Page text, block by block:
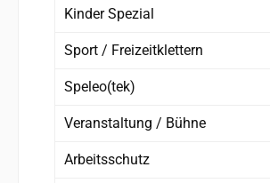
Kinder Spezial
Sport / Freizeitklettern
Speleo(tek)
Veranstaltung / Bühne
Arbeitsschutz